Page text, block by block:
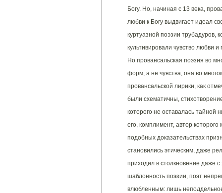
Богу. Но, начиная с 13 века,
любви к Богу выдвигает идеал
куртуазной поэзии
культивировали чувство любви
Но провансальская поэзия во
форм, а не чувства, она во
провансальской лирики, как
были схематичны,
которого не оставалась тайной
его, комплимент, автор
подобных доказательствах
становились этическим, даже
приходил в столкновение даже
шаблонность поэзии, поэт
влюбленным: лишь